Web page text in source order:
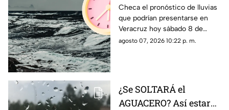
HORA EXACTA de las
lluvias en el estado de
Veracruz hoy 8 de
agosto de 2026
Checa el pronóstico de lluvias
que podrían presentarse en
Veracruz hoy sábado 8 de
agosto, así como la hora
agosto 07, 2026 10:22 p. m.
¿Se SOLTARÁ el
AGUACERO? Así estará